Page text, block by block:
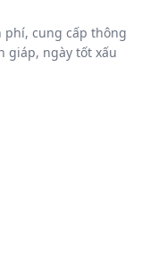
phí, cung cấp thông
giáp, ngày tốt xấu